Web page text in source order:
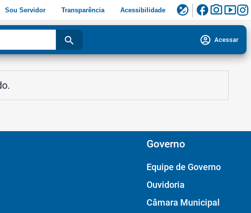
Sou Servidor Transparência Acessibilidade flaky facebookphoto_camerasmart_display
search account_circle Acessar
Governo
Equipe de Governo
Ouvidoria
Câmara Municipal